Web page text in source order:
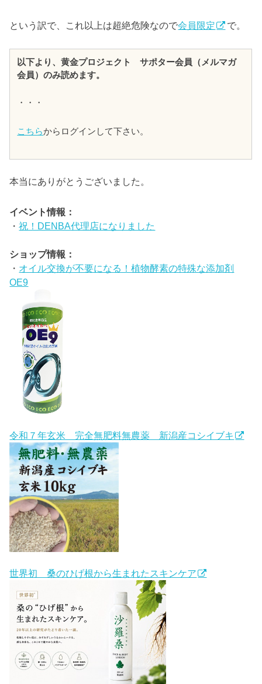
という訳で、これ以上は超絶危険なので会員限定 で。
以下より、黄金プロジェクト サポター会員（メルマガ
会員）のみ読めます。
・・・
こちらからログインして下さい。
本当にありがとうございました。
イベント情報：
・祝！DENBA代理店になりました
ショップ情報：
・ オイル交換が不要になる！植物酵素の特殊な添加剤
OE9
令和７年玄米 完全無肥料無農薬 新潟産コシイブキ
世界初 桑のひげ根から生まれたスキンケア